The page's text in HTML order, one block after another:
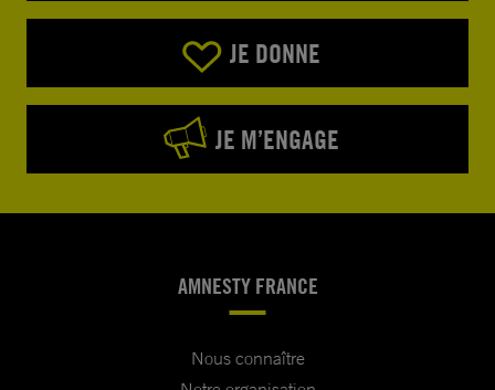
JE DONNE
JE M’ENGAGE
AMNESTY FRANCE
Nous connaître